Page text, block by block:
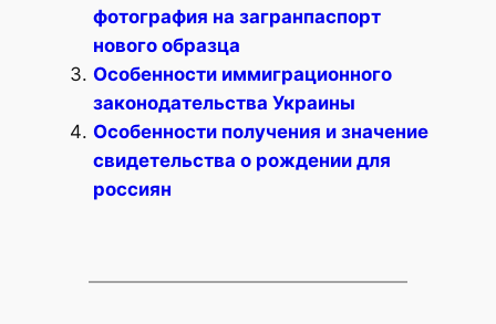
фотография на загранпаспорт
нового образца
Особенности иммиграционного
законодательства Украины
Особенности получения и значение
свидетельства о рождении для
россиян